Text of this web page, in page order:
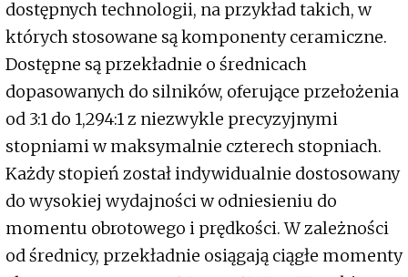
dostępnych technologii, na przykład takich, w
których stosowane są komponenty ceramiczne.
Dostępne są przekładnie o średnicach
dopasowanych do silników, oferujące przełożenia
od 3:1 do 1,294:1 z niezwykle precyzyjnymi
stopniami w maksymalnie czterech stopniach.
Każdy stopień został indywidualnie dostosowany
do wysokiej wydajności w odniesieniu do
momentu obrotowego i prędkości. W zależności
od średnicy, przekładnie osiągają ciągłe momenty